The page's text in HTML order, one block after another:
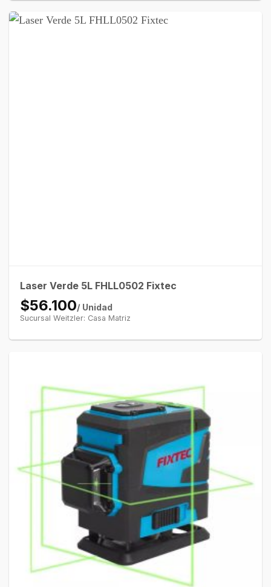
Laser Verde 5L FHLL0502 Fixtec
$56.100/ Unidad
Sucursal Weitzler: Casa Matriz